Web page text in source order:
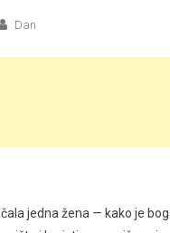
Dan
jedna žena — kako je